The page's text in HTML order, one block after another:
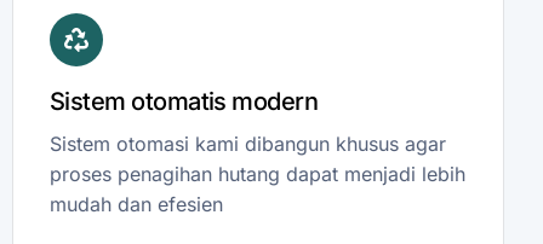
Sistem otomatis modern
Sistem otomasi kami dibangun khusus agar
proses penagihan hutang dapat menjadi lebih
mudah dan efesien